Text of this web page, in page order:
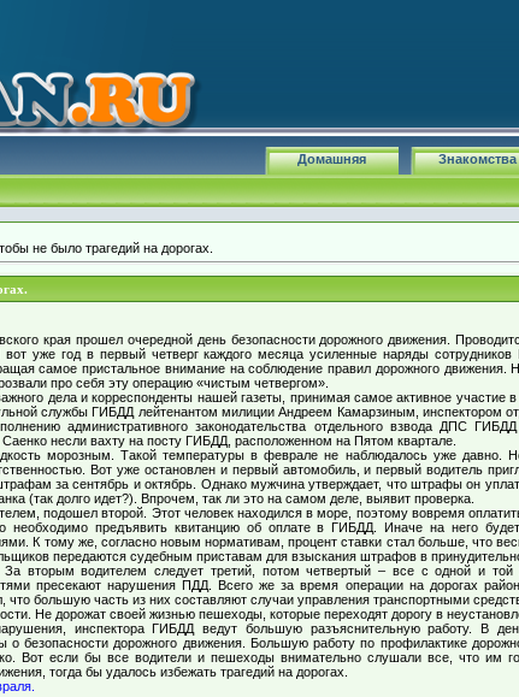
Знакомства
Домашняя
не было трагедий на дорогах.
края прошел очередной день безопасности дорожного движения.
уже год в первый четверг каждого месяца усиленные наряды сотрудников
самое пристальное внимание на соблюдение правил дорожного движения.
про себя эту операцию «чистым четвергом».
дела и корреспонденты нашей газеты, принимая самое активное участие
службы ГИБДД лейтенантом милиции Андреем Камарзиным, инспектором
административного законодательства отдельного взвода ДПС
несли вахту на посту ГИБДД, расположенном на Пятом квартале.
морозным. Такой температуры в феврале не наблюдалось уже давно.
Вот уже остановлен и первый автомобиль, и первый водитель
за сентябрь и октябрь. Однако мужчина утверждает, что штрафы он
(так долго идет?). Впрочем, так ли это на самом деле, выявит проверка.
подошел второй. Этот человек находился в море, поэтому вовремя
необходимо предъявить квитанцию об оплате в ГИБДД. Иначе на него
К тому же, согласно новым нормативам, процент ставки стал больше, что
передаются судебным приставам для взыскания штрафов в
вторым водителем следует третий, потом четвертый – все с одной и
пресекают нарушения ПДД. Всего же за время операции на дорогах
что большую часть из них составляют случаи управления транспортными
Не дорожат своей жизнью пешеходы, которые переходят дорогу в
инспектора ГИБДД ведут большую разъяснительную работу. В
о безопасности дорожного движения. Большую работу по профилактике
Вот если бы все водители и пешеходы внимательно слушали все, что им
тогда бы удалось избежать трагедий на дорогах.